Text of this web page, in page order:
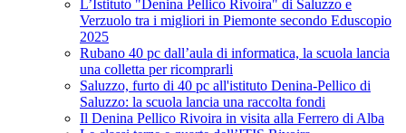
L’Istituto "Denina Pellico Rivoira" di Saluzzo e
Verzuolo tra i migliori in Piemonte secondo Eduscopio
2025
Rubano 40 pc dall’aula di informatica, la scuola lancia
una colletta per ricomprarli
Saluzzo, furto di 40 pc all'istituto Denina-Pellico di
Saluzzo: la scuola lancia una raccolta fondi
Il Denina Pellico Rivoira in visita alla Ferrero di Alba